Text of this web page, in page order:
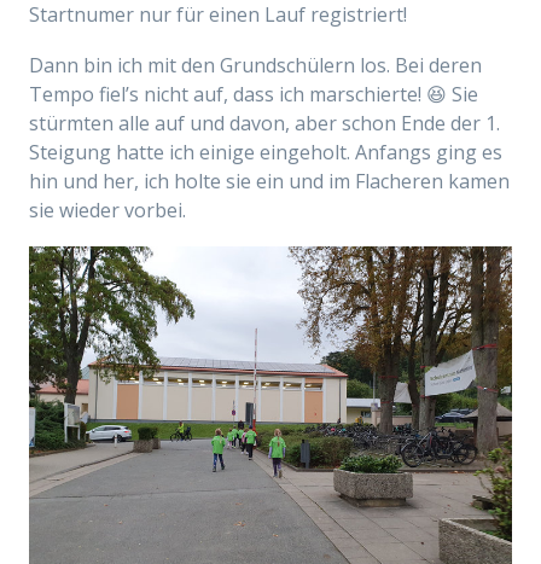
Startnumer nur für einen Lauf registriert!
Dann bin ich mit den Grundschülern los. Bei deren
Tempo fiel’s nicht auf, dass ich marschierte! 😆 Sie
stürmten alle auf und davon, aber schon Ende der 1.
Steigung hatte ich einige eingeholt. Anfangs ging es
hin und her, ich holte sie ein und im Flacheren kamen
sie wieder vorbei.